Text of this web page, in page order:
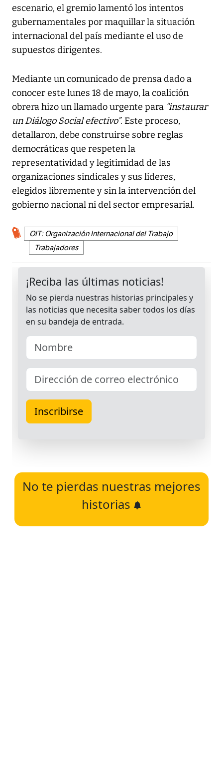
escenario, el gremio lamentó los intentos
gubernamentales por maquillar la situación
internacional del país mediante el uso de
supuestos dirigentes.
Mediante un comunicado de prensa dado a
conocer este lunes 18 de mayo, la coalición
obrera hizo un llamado urgente para “instaurar
un Diálogo Social efectivo”. Este proceso,
detallaron, debe construirse sobre reglas
democráticas que respeten la
representatividad y legitimidad de las
organizaciones sindicales y sus líderes,
elegidos libremente y sin la intervención del
gobierno nacional ni del sector empresarial.
OIT: Organización Internacional del Trabajo
Trabajadores
No te pierdas nuestras mejores
historias